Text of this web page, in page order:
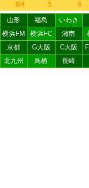
8/4 5 6
山形 福島
いわき
横浜FM 横浜FC 湘南
京都 G大阪 C大阪
北九州 鳥栖 長崎